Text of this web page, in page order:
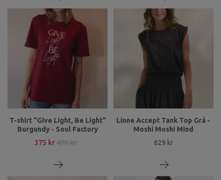
T-shirt "Give Light, Be Light"
Burgundy - Soul Factory
375 kr 499 kr
Linne Accept Tank Top Grå -
Moshi Moshi Mind
629 kr